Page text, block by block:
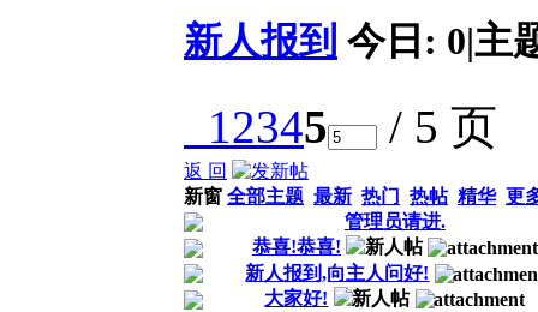
新人报到 今日: 0|主
1 2345 / 5 页
返 回
新窗 全部主题 最新 热门 热帖 精华 更
管理员请进.
恭喜!恭喜!
新人报到,向主人问好!
大家好!